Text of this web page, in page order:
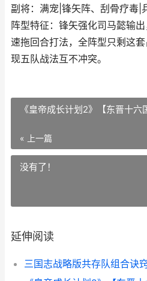
副将：满宠|锋矢阵、刮骨疗毒|
阵型特征：锋矢强化司马懿输
速拖回合打法，全阵型只剩这
现五队战法互不冲突。
《皇帝成长计划2》【东晋十六
« 上一篇
没有了！
延伸阅读